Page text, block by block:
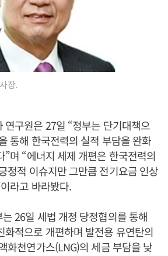
장.
연구원은 27일 “정부는 단기대책으
통해 한국전력의 실적 부담을 완화
며 “에너지 세제 개편은 한국전력의
정적 이슈지만 그만큼 전기요금 인상
라고 바라봤다.
26일 세법 개정 당정협의를 통해
화적으로 개편하며 발전용 유연탄의
화천연가스(LNG)의 세금 부담을 낮